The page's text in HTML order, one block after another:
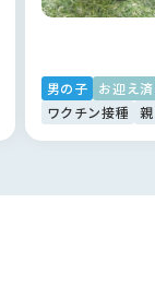
男の子
お迎え済
ワクチン接種